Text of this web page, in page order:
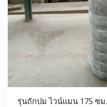
รุ่นถักปม ไวน์แมน 175 ซม.